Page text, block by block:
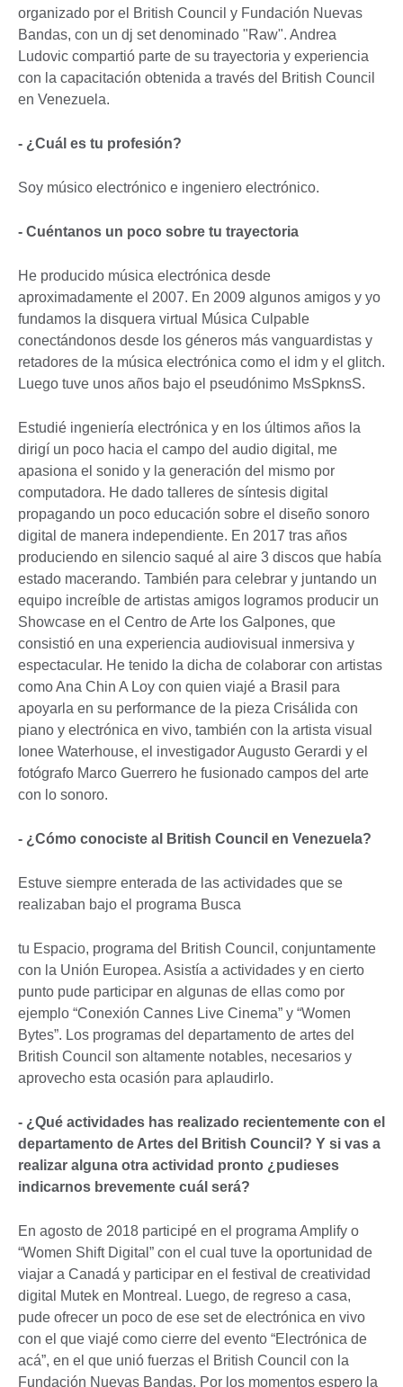
organizado por el British Council y Fundación Nuevas
Bandas, con un dj set denominado "Raw". Andrea
Ludovic compartió parte de su trayectoria y experiencia
con la capacitación obtenida a través del British Council
en Venezuela.
- ¿Cuál es tu profesión?
Soy músico electrónico e ingeniero electrónico.
- Cuéntanos un poco sobre tu trayectoria
He producido música electrónica desde
aproximadamente el 2007. En 2009 algunos amigos y yo
fundamos la disquera virtual Música Culpable
conectándonos desde los géneros más vanguardistas y
retadores de la música electrónica como el idm y el glitch.
Luego tuve unos años bajo el pseudónimo MsSpknsS.
Estudié ingeniería electrónica y en los últimos años la
dirigí un poco hacia el campo del audio digital, me
apasiona el sonido y la generación del mismo por
computadora. He dado talleres de síntesis digital
propagando un poco educación sobre el diseño sonoro
digital de manera independiente. En 2017 tras años
produciendo en silencio saqué al aire 3 discos que había
estado macerando. También para celebrar y juntando un
equipo increíble de artistas amigos logramos producir un
Showcase en el Centro de Arte los Galpones, que
consistió en una experiencia audiovisual inmersiva y
espectacular. He tenido la dicha de colaborar con artistas
como Ana Chin A Loy con quien viajé a Brasil para
apoyarla en su performance de la pieza Crisálida con
piano y electrónica en vivo, también con la artista visual
Ionee Waterhouse, el investigador Augusto Gerardi y el
fotógrafo Marco Guerrero he fusionado campos del arte
con lo sonoro.
- ¿Cómo conociste al British Council en Venezuela?
Estuve siempre enterada de las actividades que se
realizaban bajo el programa Busca
tu Espacio, programa del British Council, conjuntamente
con la Unión Europea. Asistía a actividades y en cierto
punto pude participar en algunas de ellas como por
ejemplo “Conexión Cannes Live Cinema” y “Women
Bytes”. Los programas del departamento de artes del
British Council son altamente notables, necesarios y
aprovecho esta ocasión para aplaudirlo.
- ¿Qué actividades has realizado recientemente con el
departamento de Artes del British Council? Y si vas a
realizar alguna otra actividad pronto ¿pudieses
indicarnos brevemente cuál será?
En agosto de 2018 participé en el programa Amplify o
“Women Shift Digital” con el cual tuve la oportunidad de
viajar a Canadá y participar en el festival de creatividad
digital Mutek en Montreal. Luego, de regreso a casa,
pude ofrecer un poco de ese set de electrónica en vivo
con el que viajé como cierre del evento “Electrónica de
acá”, en el que unió fuerzas el British Council con la
Fundación Nuevas Bandas. Por los momentos espero la